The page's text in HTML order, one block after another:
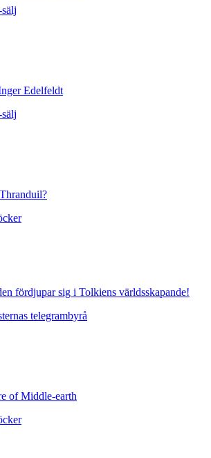
Edelfeldt
fördjupar sig i Tolkiens världsskapande!
telegrambyrå
of Middle-earth